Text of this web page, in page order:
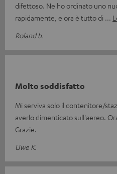
difettoso. Ne ho ordinato uno
rapidamente, e ora è tutto di
Roland b.
Molto soddisfatto
Mi serviva solo il contenitore/
averlo dimenticato sull'aereo.
Grazie.
Uwe K.